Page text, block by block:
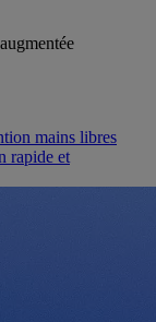
mains libres
rapide et